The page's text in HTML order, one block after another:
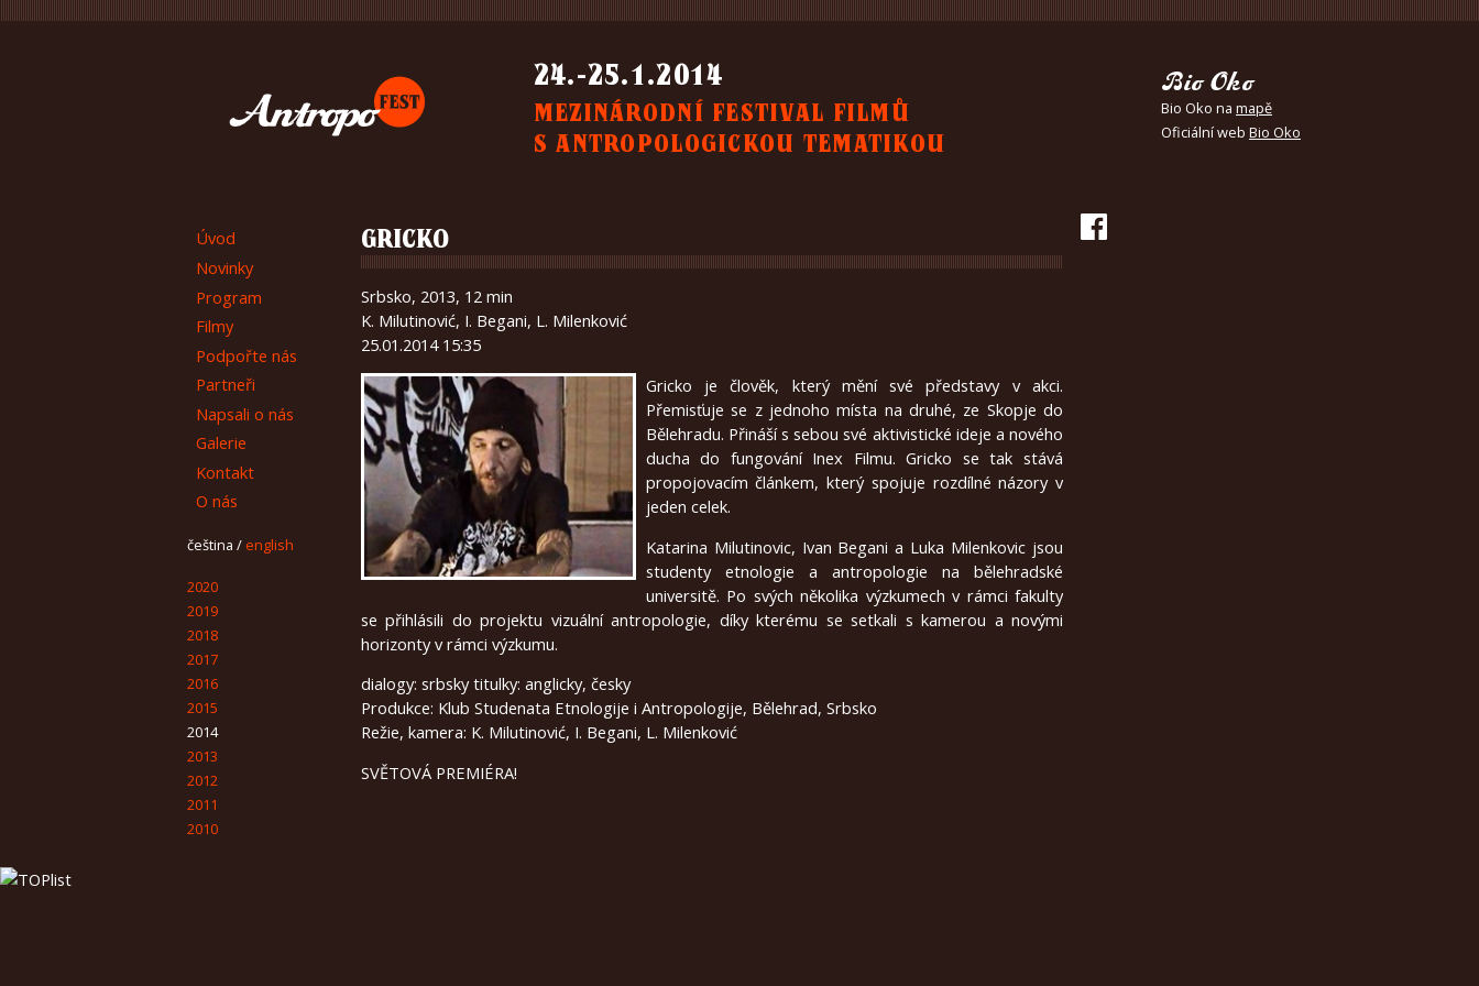
24.-25.1.2014
MEZINÁRODNÍ FESTIVAL FILMŮ
S ANTROPOLOGICKOU TEMATIKOU
Bio Oko
Bio Oko na mapě
Oficiální web Bio Oko
Úvod
Novinky
Program
Filmy
Podpořte nás
Partneři
Napsali o nás
Galerie
Kontakt
O nás
čeština / english
2020
2019
2018
2017
2016
2015
2014
2013
2012
2011
2010
GRICKO
Srbsko, 2013, 12 min
K. Milutinović, I. Begani, L. Milenković
25.01.2014 15:35
Gricko je člověk, který mění své představy v akci.
Přemisťuje se z jednoho místa na druhé, ze Skopje do
Bělehradu. Přináší s sebou své aktivistické ideje a nového
ducha do fungování Inex Filmu. Gricko se tak stává
propojovacím článkem, který spojuje rozdílné názory v
jeden celek.
Katarina Milutinovic, Ivan Begani a Luka Milenkovic jsou
studenty etnologie a antropologie na bělehradské
universitě. Po svých několika výzkumech v rámci fakulty
se přihlásili do projektu vizuální antropologie, díky kterému se setkali s kamerou a novými
horizonty v rámci výzkumu.
dialogy: srbsky titulky: anglicky, česky
Produkce: Klub Studenata Etnologije i Antropologije, Bělehrad, Srbsko
Režie, kamera: K. Milutinović, I. Begani, L. Milenković
SVĚTOVÁ PREMIÉRA!